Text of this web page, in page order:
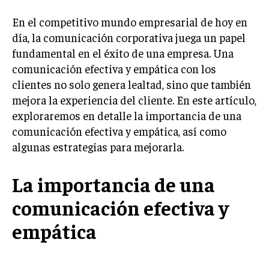
LIFESTYLE
MARKETING
ESTRATEGIAS DE MARKETING
AGENCIAS DE MARKETING
AGENCIAS DE POSICIONAMIENTO WEB SEO
En el competitivo mundo empresarial de hoy en
día, la comunicación corporativa juega un papel
fundamental en el éxito de una empresa. Una
comunicación efectiva y empática con los
clientes no solo genera lealtad, sino que también
mejora la experiencia del cliente. En este artículo,
exploraremos en detalle la importancia de una
comunicación efectiva y empática, así como
algunas estrategias para mejorarla.
La importancia de una
comunicación efectiva y
empática